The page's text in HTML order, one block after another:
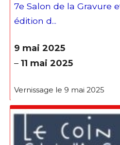
7e Salon de la Gravure
édition d...
9 mai 2025
– 11 mai 2025
Vernissage le 9 mai 2025